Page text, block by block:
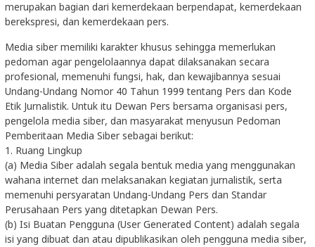
merupakan bagian dari kemerdekaan berpendapat, kemerdekaan
berekspresi, dan kemerdekaan pers.
Media siber memiliki karakter khusus sehingga memerlukan
pedoman agar pengelolaannya dapat dilaksanakan secara
profesional, memenuhi fungsi, hak, dan kewajibannya sesuai
Undang-Undang Nomor 40 Tahun 1999 tentang Pers dan Kode
Etik Jurnalistik. Untuk itu Dewan Pers bersama organisasi pers,
pengelola media siber, dan masyarakat menyusun Pedoman
Pemberitaan Media Siber sebagai berikut:
1. Ruang Lingkup
(a) Media Siber adalah segala bentuk media yang menggunakan
wahana internet dan melaksanakan kegiatan jurnalistik, serta
memenuhi persyaratan Undang-Undang Pers dan Standar
Perusahaan Pers yang ditetapkan Dewan Pers.
(b) Isi Buatan Pengguna (User Generated Content) adalah segala
isi yang dibuat dan atau dipublikasikan oleh pengguna media siber,